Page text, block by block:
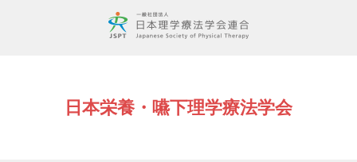
日本栄養・嚥下理学療法学会